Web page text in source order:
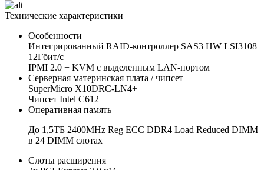
Технические характеристики
Особенности
Интегрированный RAID-контроллер SAS3 HW LSI3108
12Гбит/с
IPMI 2.0 + KVM с выделенным LAN-портом
Серверная материнская плата / чипсет
SuperMicro X10DRC-LN4+
Чипсет Intel C612
Оперативная память
До 1,5ТБ 2400MHz Reg ECC DDR4 Load Reduced DIMM
в 24 DIMM слотах
Слоты расширения